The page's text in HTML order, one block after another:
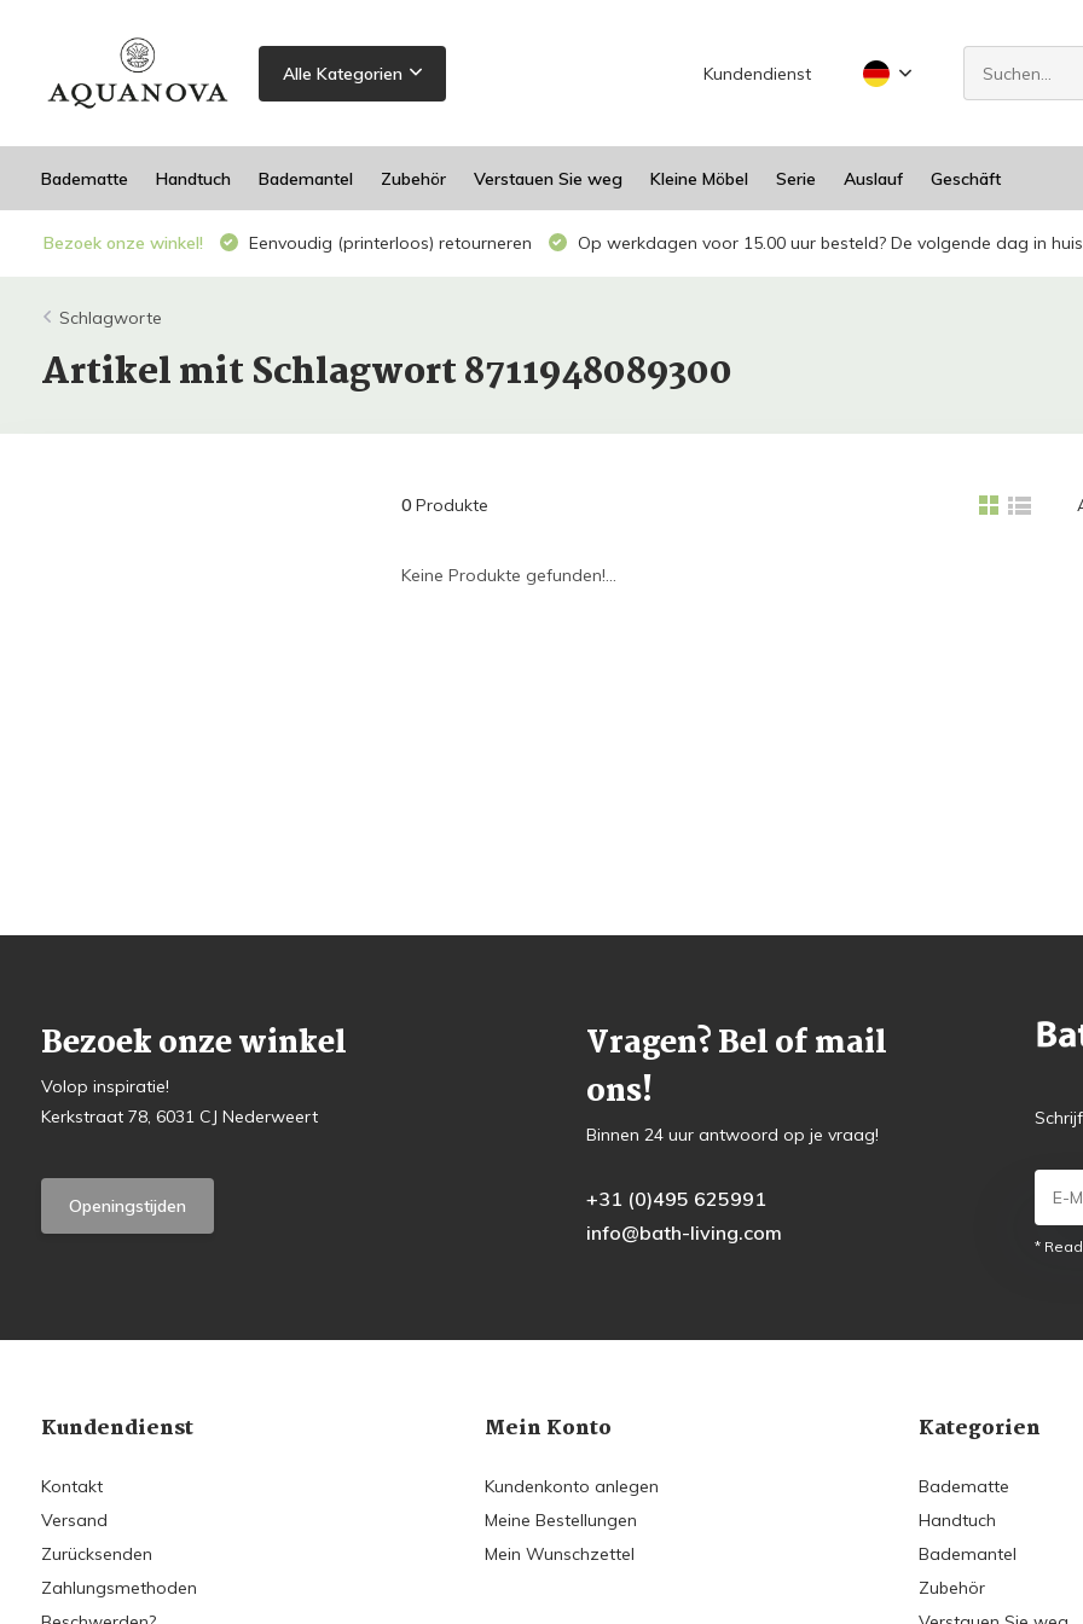
Alle Kategorien Kundendienst
Badematte Handtuch Bademantel Zubehör Verstauen Sie weg Kleine Möbel Serie Auslauf Geschäft
Bezoek onze winkel! Eenvoudig (printerloos) retourneren Op werkdagen voor 15.00 uur besteld? De volgende dag in
Schlagworte
Artikel mit Schlagwort 8711948089300
0Produkte
Keine Produkte gefunden!...
Bezoek onze winkel
Volop inspiratie!
Kerkstraat 78, 6031 CJ Nederweert
Openingstijden
Vragen? Bel of mail
ons!
Binnen 24 uur antwoord op je vraag!
+31 (0)495 625991
info@bath-living.com
*
Kundendienst
Kontakt
Versand
Zurücksenden
Zahlungsmethoden
Mein Konto
Kundenkonto anlegen
Meine Bestellungen
Mein Wunschzettel
Kategorien
Badematte
Handtuch
Bademantel
Zubehör